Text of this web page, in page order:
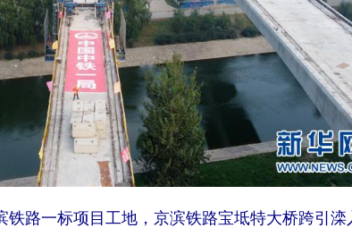
路一标项目工地，京滨铁路宝坻特大桥跨引滦